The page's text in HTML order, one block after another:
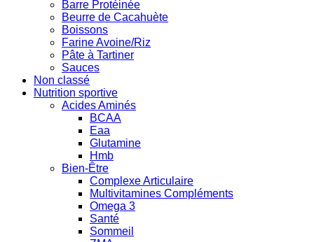
Barre Protéinée
Beurre de Cacahuète
Boissons
Farine Avoine/Riz
Pâte à Tartiner
Sauces
Non classé
Nutrition sportive
Acides Aminés
BCAA
Eaa
Glutamine
Hmb
Bien-Être
Complexe Articulaire
Multivitamines Compléments
Omega 3
Santé
Sommeil